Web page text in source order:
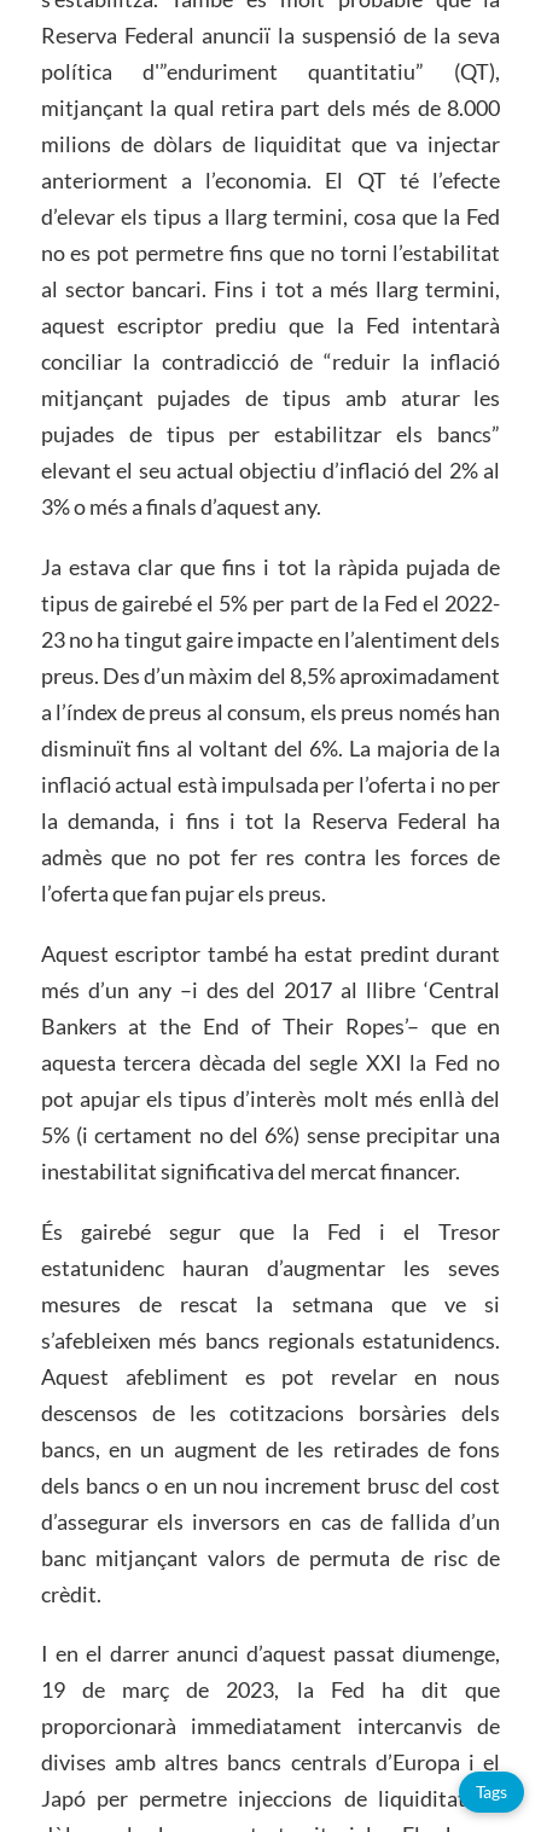
Reserva Federal anunciï la suspensió de la seva
política d'”enduriment quantitatiu” (QT),
mitjançant la qual retira part dels més de 8.000
milions de dòlars de liquiditat que va injectar
anteriorment a l’economia. El QT té l’efecte
d’elevar els tipus a llarg termini, cosa que la Fed
no es pot permetre fins que no torni l’estabilitat
al sector bancari. Fins i tot a més llarg termini,
aquest escriptor prediu que la Fed intentarà
conciliar la contradicció de “reduir la inflació
mitjançant pujades de tipus amb aturar les
pujades de tipus per estabilitzar els bancs”
elevant el seu actual objectiu d’inflació del 2% al
3% o més a finals d’aquest any.
Ja estava clar que fins i tot la ràpida pujada de
tipus de gairebé el 5% per part de la Fed el 2022-
23 no ha tingut gaire impacte en l’alentiment dels
preus. Des d’un màxim del 8,5% aproximadament
a l’índex de preus al consum, els preus només han
disminuït fins al voltant del 6%. La majoria de la
inflació actual està impulsada per l’oferta i no per
la demanda, i fins i tot la Reserva Federal ha
admès que no pot fer res contra les forces de
l’oferta que fan pujar els preus.
Aquest escriptor també ha estat predint durant
més d’un any –i des del 2017 al llibre ‘Central
Bankers at the End of Their Ropes’– que en
aquesta tercera dècada del segle XXI la Fed no
pot apujar els tipus d’interès molt més enllà del
5% (i certament no del 6%) sense precipitar una
inestabilitat significativa del mercat financer.
És gairebé segur que la Fed i el Tresor
estatunidenc hauran d’augmentar les seves
mesures de rescat la setmana que ve si
s’afebleixen més bancs regionals estatunidencs.
Aquest afebliment es pot revelar en nous
descensos de les cotitzacions borsàries dels
bancs, en un augment de les retirades de fons
dels bancs o en un nou increment brusc del cost
d’assegurar els inversors en cas de fallida d’un
banc mitjançant valors de permuta de risc de
crèdit.
I en el darrer anunci d’aquest passat diumenge,
19 de març de 2023, la Fed ha dit que
proporcionarà immediatament intercanvis de
divises amb altres bancs centrals d’Europa i el
Japó per permetre injeccions de liquiditat en
Tags